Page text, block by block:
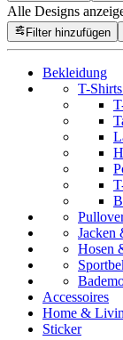
Alle Designs
Filter hinzufügen
Bekleidung
T-
Jacken
Hosen
Accessoires
Home &
Sticker